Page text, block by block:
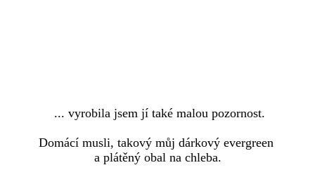
... vyrobila jsem jí také malou pozornost.
Domácí musli, takový můj dárkový evergreen
a plátěný obal na chleba.